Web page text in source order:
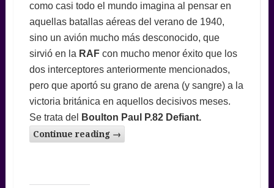
como casi todo el mundo imagina al pensar en
aquellas batallas aéreas del verano de 1940,
sino un avión mucho más desconocido, que
sirvió en la RAFcon mucho menor éxito que los
dos interceptores anteriormente mencionados,
pero que aportó su grano de arena (y sangre) a la
victoria británica en aquellos decisivos meses.
Se trata del
Boulton Paul P.82 Defiant.
Continue reading →